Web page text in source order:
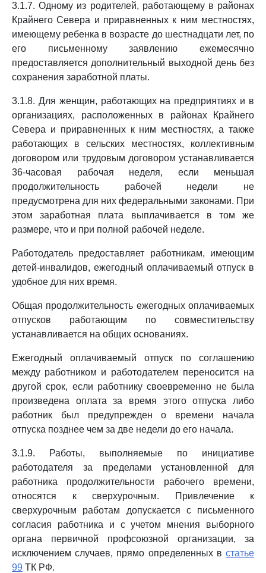
3.1.7. Одному из родителей, работающему в районах
Крайнего Севера и приравненных к ним местностях,
имеющему ребенка в возрасте до шестнадцати лет, по
его письменному заявлению ежемесячно
предоставляется дополнительный выходной день без
сохранения заработной платы.
3.1.8. Для женщин, работающих на предприятиях и в
организациях, расположенных в районах Крайнего
Севера и приравненных к ним местностях, а также
работающих в сельских местностях, коллективным
договором или трудовым договором устанавливается
36-часовая рабочая неделя, если меньшая
продолжительность рабочей недели не
предусмотрена для них федеральными законами. При
этом заработная плата выплачивается в том же
размере, что и при полной рабочей неделе.
Работодатель предоставляет работникам, имеющим
детей-инвалидов, ежегодный оплачиваемый отпуск в
удобное для них время.
Общая продолжительность ежегодных оплачиваемых
отпусков работающим по совместительству
устанавливается на общих основаниях.
Ежегодный оплачиваемый отпуск по соглашению
между работником и работодателем переносится на
другой срок, если работнику своевременно не была
произведена оплата за время этого отпуска либо
работник был предупрежден о времени начала
отпуска позднее чем за две недели до его начала.
3.1.9. Работы, выполняемые по инициативе
работодателя за пределами установленной для
работника продолжительности рабочего времени,
относятся к сверхурочным. Привлечение к
сверхурочным работам допускается с письменного
согласия работника и с учетом мнения выборного
органа первичной профсоюзной организации, за
исключением случаев, прямо определенных в статье
99 ТК РФ.